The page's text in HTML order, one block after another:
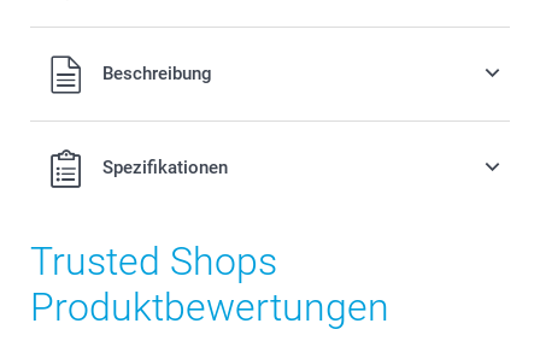
Alle Preise verstehen sich in Schweizer Franken (CHF) inkl.
MwSt. und zzgl. Versandkosten.
Beschreibung
Spezifikationen
Trusted Shops
Produktbewertungen